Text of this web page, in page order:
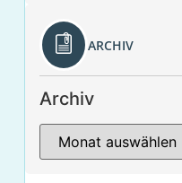
ARCHIV
Archiv